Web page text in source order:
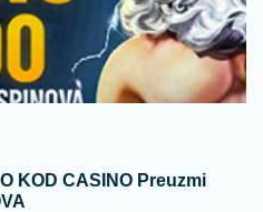
KOD CASINO Preuzmi